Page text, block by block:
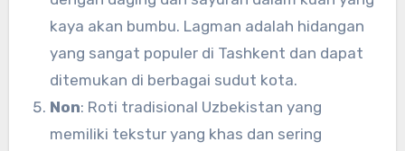
kaya akan bumbu. Lagman adalah hidangan
yang sangat populer di Tashkent dan dapat
ditemukan di berbagai sudut kota.
Non: Roti tradisional Uzbekistan yang
memiliki tekstur yang khas dan sering